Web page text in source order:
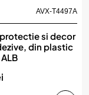
AVX-T4497A
si decor
din plastic